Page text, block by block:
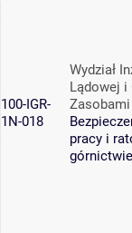
100-IGR-
1N-018
Wydział
Lądowej i
Zasobami
pracy i
górnictwie